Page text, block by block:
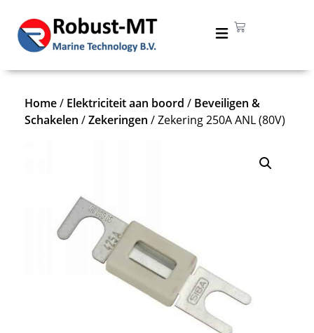
Home/ Elektriciteit aan boord / Beveiligen &
Schakelen /Zekeringen / Zekering 250A ANL (80V)